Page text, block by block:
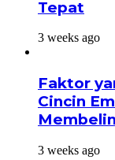
Tepat
3 weeks ago
Faktor
Cincin
3 weeks ago